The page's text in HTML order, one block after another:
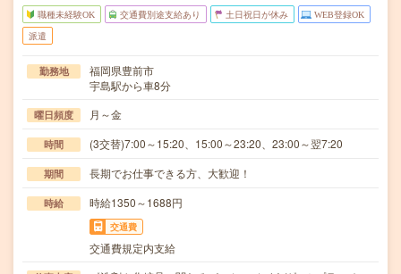
職種未経験OK 交通費別途支給あり 土日祝日が休み WEB登録OK
派遣
勤務地
福岡県豊前市
宇島駅から車8分
曜日頻度 月～金
時間 (3交替)7:00～15:20、15:00～23:20、23:00～翌7:20
期間 長期でお仕事できる方、大歓迎！
時給 時給1350～1688円
交通費
交通費規定内支給